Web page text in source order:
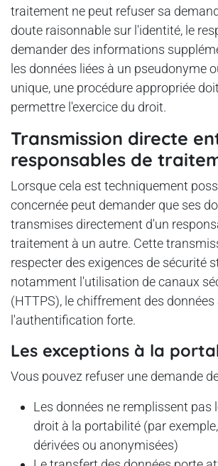
traitement ne peut refuser sa
doute raisonnable sur l'identité, le
demander des informations
les données liées à un pseudonyme
unique, une procédure appropriée
permettre l'exercice du droit.
Transmission directe
responsables de
Lorsque cela est techniquement
concernée peut demander que ses
transmises directement d'un
traitement à un autre. Cette
respecter des exigences de sécurité
notamment l'utilisation de canaux
(HTTPS), le chiffrement des
l'authentification forte.
Les exceptions à la
Vous pouvez refuser une demande
Les données ne remplissent pas
droit à la portabilité (par
dérivées ou anonymisées)